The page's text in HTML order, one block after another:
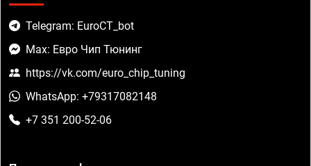
Telegram: EuroCT_bot
Max: Евро Чип Тюнинг
https://vk.com/euro_chip_tuning
WhatsApp: +79317082148
+7 351 200-52-06